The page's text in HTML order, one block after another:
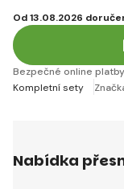
Od 13.08.2026
Bezpečné online platby
Kompletní sety
Nabídka